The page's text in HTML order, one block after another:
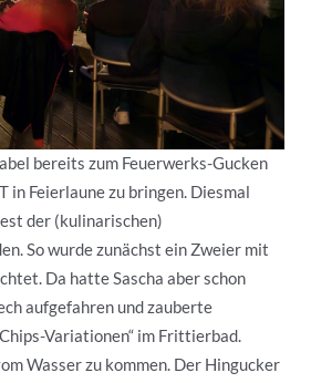
bereits zum Feuerwerks-Gucken
in Feierlaune zu bringen. Diesmal
der (kulinarischen)
So wurde zunächst ein Zweier mit
Da hatte Sascha aber schon
aufgefahren und zauberte
Variationen“ im Frittierbad.
Wasser zu kommen. Der Hingucker